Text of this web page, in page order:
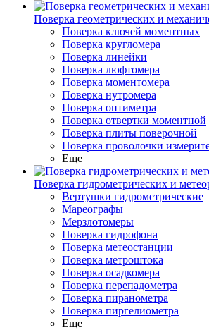
Поверка геометрических и
Поверка ключей моментных
Поверка кругломера
Поверка линейки
Поверка люфтомера
Поверка моментомера
Поверка нутромера
Поверка оптиметра
Поверка отвертки моментной
Поверка плиты поверочной
Поверка проволочки
Еще
Поверка гидрометрических и
Вертушки гидрометрические
Мареографы
Мерзлотомеры
Поверка гидрофона
Поверка метеостанции
Поверка метроштока
Поверка осадкомера
Поверка перепадометра
Поверка пиранометра
Поверка пиргелиометра
Еще